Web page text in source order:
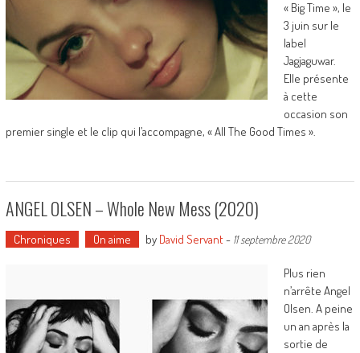
« Big Time », le
3 juin sur le
label
Jagjaguwar.
Elle présente
à cette
occasion son
premier single et le clip qui l’accompagne, « All The Good Times ».
ANGEL OLSEN – Whole New Mess (2020)
Chroniques On aime by David Servant- 11 septembre 2020
Plus rien
n’arrête Angel
Olsen. A peine
un an après la
sortie de